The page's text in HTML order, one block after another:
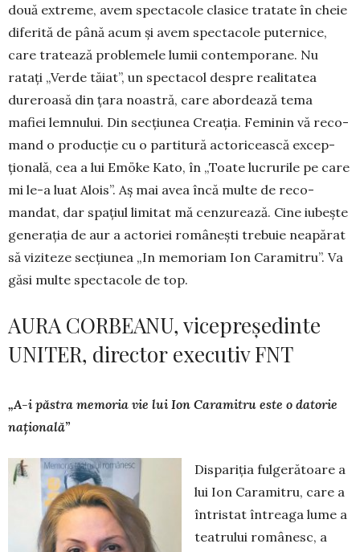
două extre­me, avem spec­ta­cole clasice tratate în cheie
diferită de până acum și avem spectacole puternice,
care tratează pro­ble­mele lumii contemporane. Nu
ratați „Verde tăiat”, un spectacol despre realitatea
dure­roasă din țara noastră, care abordează tema
mafiei lemnului. Din secțiunea Creația. Feminin vă reco­
mand o pro­duc­ție cu o partitură actoricească excep­
țională, cea a lui Emöke Kato, în „Toate lucrurile pe care
mi le-a luat Alois”. Aș mai avea încă multe de reco­
mandat, dar spațiul limitat mă cenzurează. Cine iubește
ge­nerația de aur a actoriei românești trebuie neapărat
să viziteze secțiunea „In memoriam Ion Cara­mitru”. Va
găsi multe spectacole de top.
AURA CORBEANU, vicepreședinte
UNITER, director executiv FNT
„A-i păstra memoria vie lui Ion Caramitru este o datorie
națională”
Dispariția fulgerătoare a
lui Ion Caramitru, care a
întristat întreaga lume a
teatrului românesc, a